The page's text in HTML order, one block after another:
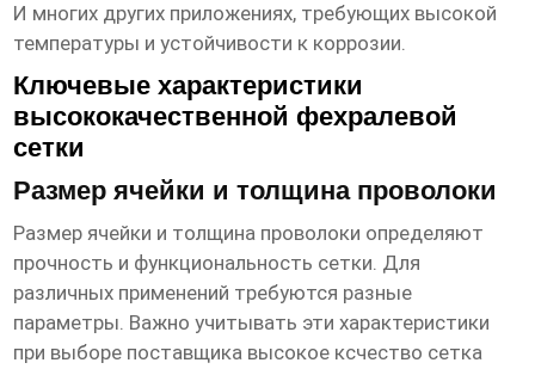
И многих других приложениях, требующих высокой
температуры и устойчивости к коррозии.
Ключевые характеристики
высококачественной фехралевой
сетки
Размер ячейки и толщина проволоки
Размер ячейки и толщина проволоки определяют
прочность и функциональность сетки. Для
различных применений требуются разные
параметры. Важно учитывать эти характеристики
при выборе поставщика высокое ксчество сетка